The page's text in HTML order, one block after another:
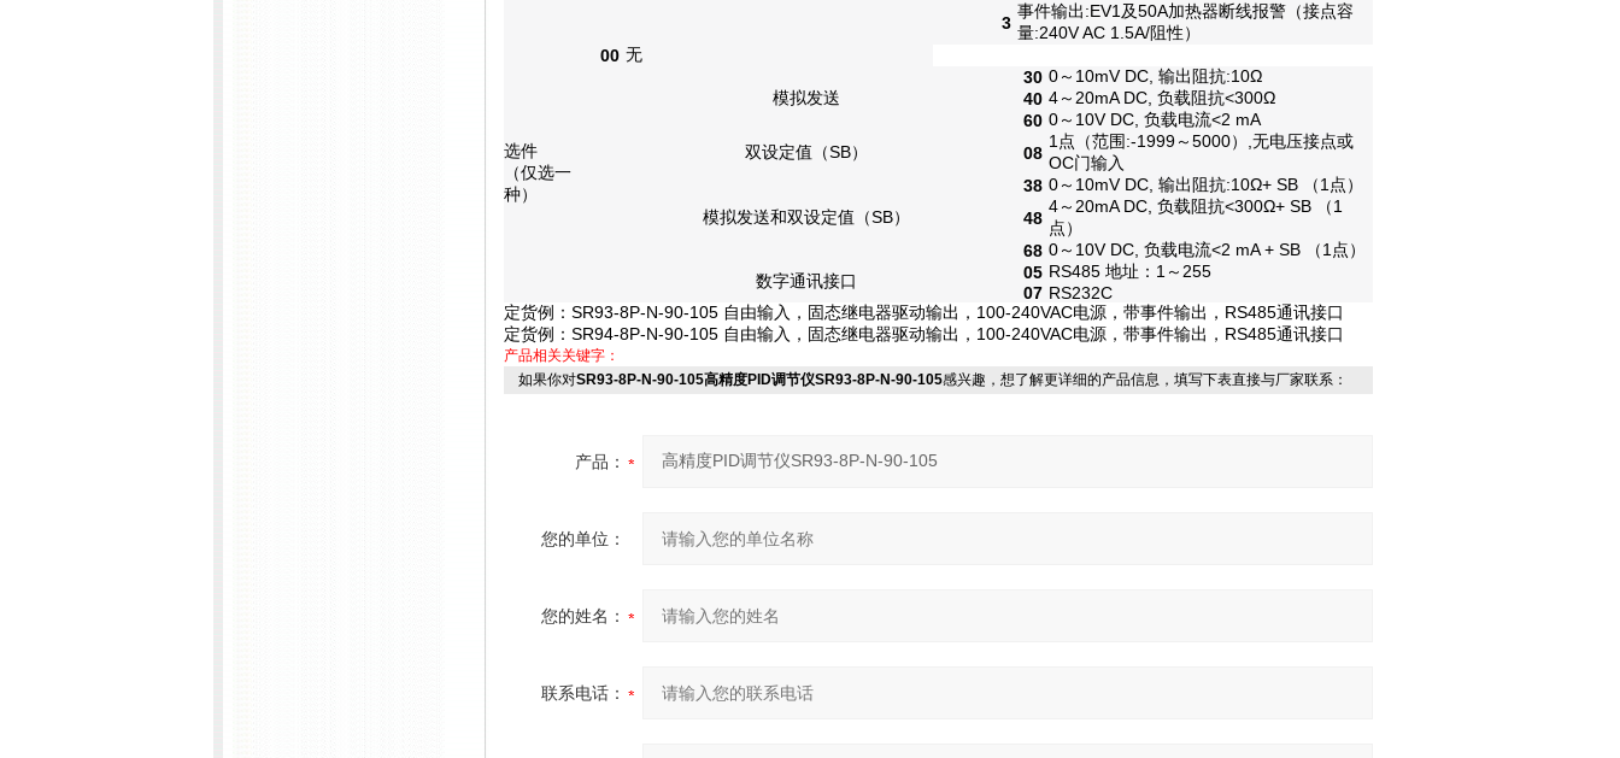
3
事件输出:EV1及50A加热器断线报警 （接点容
量:240V AC 1.5A/阻性）
选件
（仅选一
种）
00 无
模拟发送
30 0～10mV DC, 输出 阻抗:10Ω
40 4～20mA DC, 负载阻抗<300Ω
60 0～10V DC, 负载电流<2 mA
双设定值 （SB） 08
1 点 （范围:-1999～5000）, 无电压接点或
OC门输入
模拟发送和双设定值 （SB）
38 0～10mV DC, 输出 阻抗:10Ω+ SB （1 点）
48
4～20mA DC, 负载阻抗<300Ω+ SB （1
点）
68 0～10V DC, 负载电流<2 mA + SB （1 点）
数字通讯接口
05 RS485 地址：1～255
07 RS232C
定货例： SR93-8P-N-90-105 自由输入，固态继电器驱动输出， 100-240VAC电源，带事件输出， RS485通讯接口
定货例： SR94-8P-N-90-105 自由输入，固态继电器驱动输出， 100-240VAC电源，带事件输出， RS485通讯接口
产品相关关键字：
如果你对SR93-8P-N-90-105高精度PID调节仪SR93-8P-N-90-105感兴趣，想了解更详细的产品信息，填写下表直接与厂家联系：
产品：
您的单位：
您的姓名：
联系电话：